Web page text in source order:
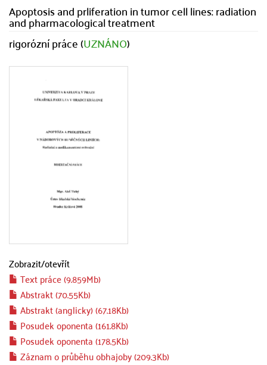
Apoptosis and prliferation in tumor cell lines: radiation
and pharmacological treatment
rigorózní práce (UZNÁNO)
Zobrazit/otevřít
Text práce (9.859Mb)
Abstrakt (70.55Kb)
Abstrakt (anglicky) (67.18Kb)
Posudek oponenta (161.8Kb)
Posudek oponenta (178.5Kb)
Záznam o průběhu obhajoby (209.3Kb)